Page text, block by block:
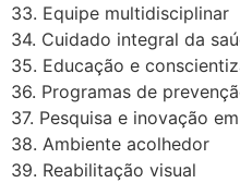
33. Equipe multidisciplinar
34. Cuidado integral da
35. Educação e
36. Programas de
37. Pesquisa e inovação
38. Ambiente acolhedor
39. Reabilitação visual